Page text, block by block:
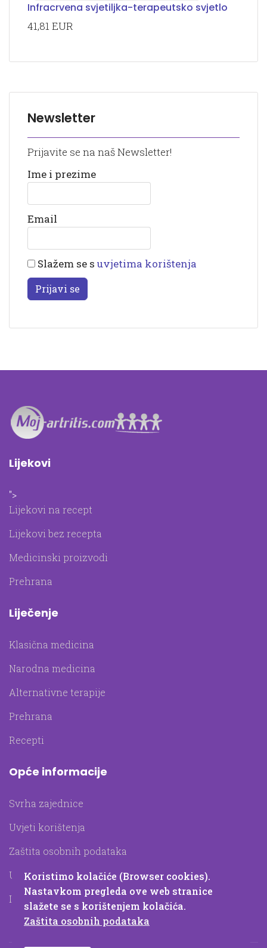
Infracrvena svjetiljka-terapeutsko svjetlo
41,81 EUR
Newsletter
Prijavite se na naš Newsletter!
Ime i prezime
Email
Slažem se s uvjetima korištenja
Prijavi se
Lijekovi
">
Lijekovi na recept
Lijekovi bez recepta
Medicinski proizvodi
Prehrana
Liječenje
Klasična medicina
Narodna medicina
Alternativne terapije
Prehrana
Recepti
Opće informacije
Svrha zajednice
Uvjeti korištenja
Zaštita osobnih podataka
Upotreba kolačića
Impressum
Koristimo kolačiće (Browser cookies).
Nastavkom pregleda ove web stranice
slažete se s korištenjem kolačića.
Zaštita osobnih podataka